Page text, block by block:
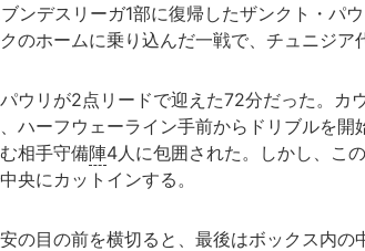
ンデスリーガ1部に復帰したザンクト・パ
のホームに乗り込んだ一戦で、チュニジア
ウリが2点リードで迎えた72分だった。カ
ハーフウェーライン手前からドリブルを開
相手守備陣4人に包囲された。しかし、こ
央にカットインする。
の目の前を横切ると、最後はボックス内の